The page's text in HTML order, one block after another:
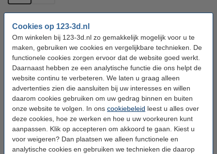
Cookies op 123-3d.nl
Om winkelen bij 123-3d.nl zo gemakkelijk mogelijk voor u te
maken, gebruiken we cookies en vergelijkbare technieken. De
functionele cookies zorgen ervoor dat de website goed werkt.
Daarnaast hebben ze een analytische functie die ons helpt de
website continu te verbeteren. We laten u graag alleen
advertenties zien die aansluiten bij uw interesses en willen
daarom cookies gebruiken om uw gedrag binnen en buiten
onze website te volgen. In ons cookiebeleid leest u alles over
deze cookies, hoe ze werken en hoe u uw voorkeuren kunt
aanpassen. Klik op accepteren om akkoord te gaan. Kiest u
voor weigeren? Dan plaatsen we alleen functionele en
analytische cookies en gebruiken we technieken die daarop
Grijs
Bekijk de specificaties en beschrijving
Direct leverbaar
Morgen in huis
€ 22,50
Voordeel pakket
123-3D Filament PLA Grijs 1,75 mm 2-pack 1
kg
€ 44,50